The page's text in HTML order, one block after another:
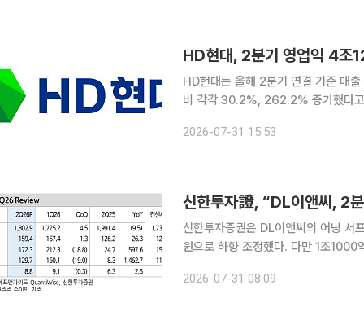
HD현대, 2분기 영업익 4
HD현대는 올해 2분기 연결 기준 매
비 각각 30.2%, 262.2% 증가했다고
의 영향으로 매출은 전년 동기 대비
2026-07-31 15:53
신한투자證, “DL이앤씨, 2
신한투자증권은 DL이앤씨의 어닝 서
원으로 하향 조정했다. 다만 1조1000
어넘는 호실적을 기록하며 우수한 수
2026-07-31 08:09